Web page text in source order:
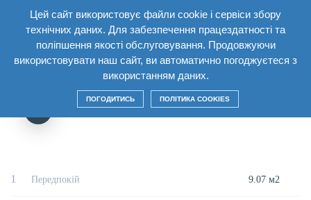
Цей сайт використовує файли cookie і сервіси збору
технічних даних. Для забезпечення працездатності та
поліпшення якості обслуговування. Продовжуючи
використовувати наш сайт, ви автоматично погоджуєтеся з
використанням даних.
ПОГОДИТИСЬ ПОЛІТИКА COOKIES
UA
Секція2 Поверх2 Трикімнатна квартира 3A1
ТРИКІМНАТНА КВАРТИРА 3A1
1 Передпокій 9.07 м2